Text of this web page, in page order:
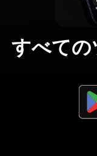
すべての